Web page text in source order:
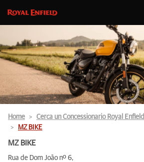
Home Cerca un Concessionario Royal Enfield
MZ BIKE
MZ BIKE
Rua de Dom João nº 6,